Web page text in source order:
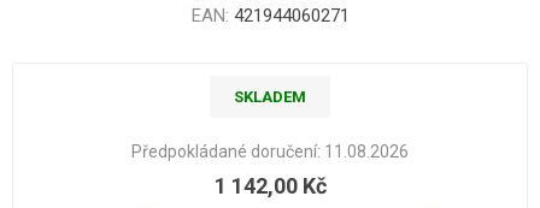
EAN: 421944060271
SKLADEM
Předpokládané doručení: 11.08.2026
1 142,00 Kč